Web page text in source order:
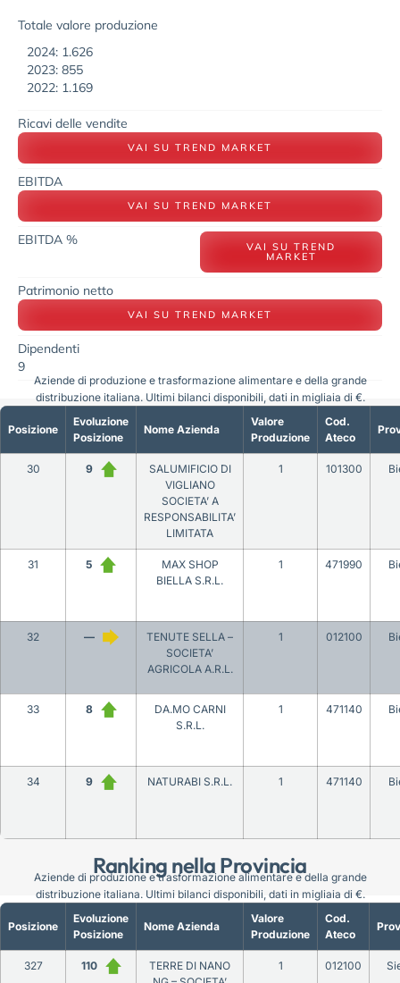
Totale valore produzione
2024: 1.626
2023: 855
2022: 1.169
Ricavi delle vendite
VAI SU TREND MARKET
EBITDA
VAI SU TREND MARKET
EBITDA % VAI SU TREND
MARKET
Patrimonio netto
VAI SU TREND MARKET
Dipendenti
9
Ranking nella Provincia
Posizione
Evoluzione
Posizione
Nome Azienda
Valore
Produzione
Cod.
Ateco
30 9
SALUMIFICIO DI
VIGLIANO
SOCIETA’ A
RESPONSABILITA’
LIMITATA
1 101300
31 5
MAX SHOP
BIELLA S.R.L.
1 471990
32 —
TENUTE SELLA –
SOCIETA’
AGRICOLA A.R.L.
1 012100
33 8
DA.MO CARNI
S.R.L.
1 471140
34 9 NATURABI S.R.L. 1 471140
Aziende di produzione e trasformazione alimentare e della grande
distribuzione italiana. Ultimi bilanci disponibili, dati in migliaia di €.
Posizione
Evoluzione
Posizione
Nome Azienda
Valore
Produzione
Cod.
Ateco
327 110
TERRE DI NANO
1 012100
Aziende di produzione e trasformazione alimentare e della grande
distribuzione italiana. Ultimi bilanci disponibili, dati in migliaia di €.